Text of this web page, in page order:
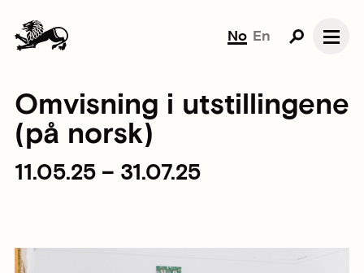
No En
Omvisning i utstillingene
(på norsk)
11.05.25 – 31.07.25